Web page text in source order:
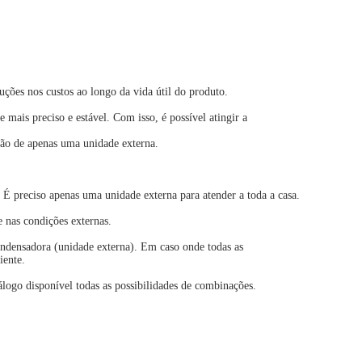
nos custos ao longo da vida útil do produto.
mais preciso e estável. Com isso, é possível atingir a
de apenas uma unidade externa.
apenas uma unidade externa para atender a toda a casa.
condições externas.
(unidade externa). Em caso onde todas as
disponível todas as possibilidades de combinações.